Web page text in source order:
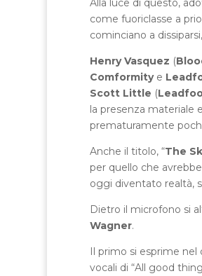
come fuoriclasse a
cominciano a
Henry Vasquez (
Comformitye
Scott Little (
la presenza materiale
prematuramente
Anche il titolo, “The
per quello che
oggi diventato realtà,
Dietro il microfono si
Wagner.
Il primo si esprime nel
vocali di “All good